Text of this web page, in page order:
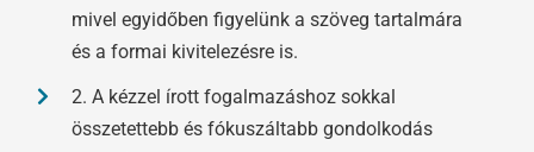
mivel egyidőben figyelünk a szöveg tartalmára
és a formai kivitelezésre is.
2. A kézzel írott fogalmazáshoz sokkal
összetettebb és fókuszáltabb gondolkodás